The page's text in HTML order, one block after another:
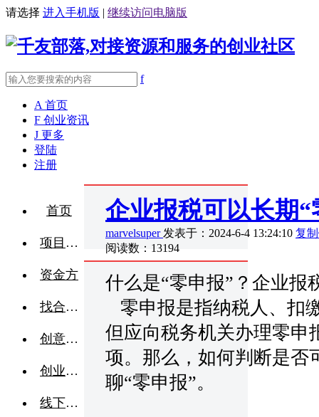
请选择 进入手机版 | 继续访问电脑版
f
A 首页
F 创业资讯
J 更多
登陆
注册
首页
项目融资
资金方
找合伙人
创意点子
创业交流
线下活动
企业报税可以长期“
marvelsuper 发表于：2024-6-4 13:24:10 复
阅读数：13194
什么是“零申报”？企业报
零申报是指纳税人、扣
但应向税务机关办理零申
项。那么，如何判断是否
聊“零申报”。